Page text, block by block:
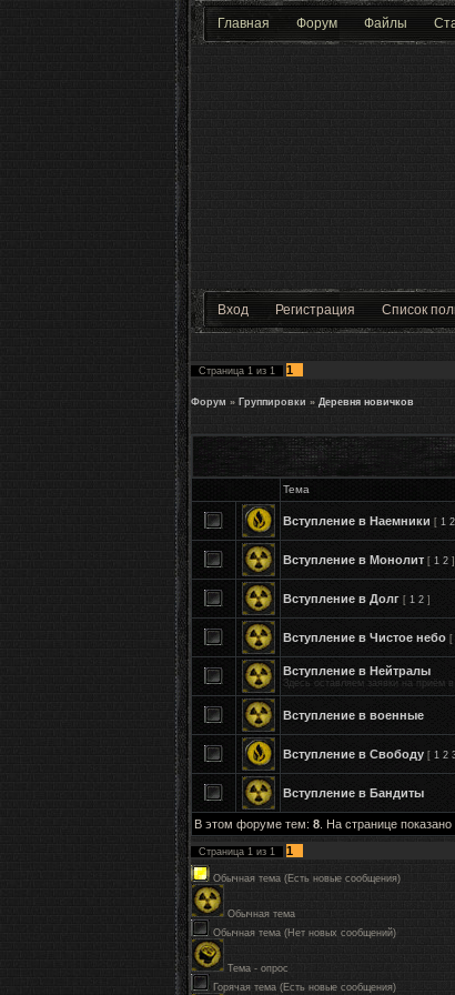
Главная Форум Файлы
Вход Регистрация Список
Страница 1 из 1 1
Форум » Группировки » Деревня новичков
Тема
Вступление в Наемники [ 1 2
Вступление в Монолит [ 1 2 ]
Вступление в Долг [ 1 2 ]
Вступление в Чистое небо [
Вступление в Нейтралы
Здесь оставляем заявки на приём
Вступление в военные
Вступление в Свободу [ 1 2
Вступление в Бандиты
В этом форуме тем: 8 . На странице
Страница 1 из 1 1
Обычная тема (Есть новые сообщения)
Обычная тема
Обычная тема (Нет новых сообщений)
Тема - опрос
Горячая тема (Есть новые сообщения)